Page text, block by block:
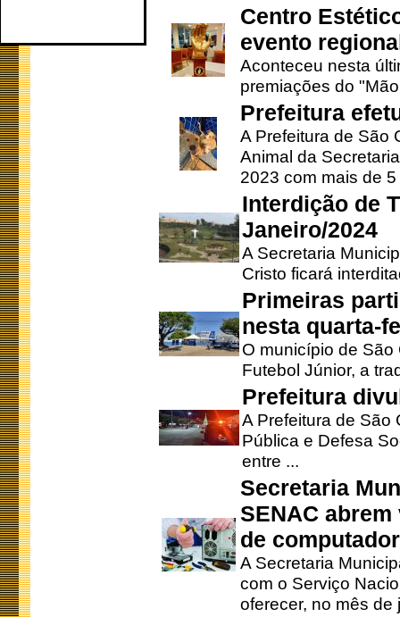
Centro
evento
Aconteceu nesta
premiações do
Prefeitura
A Prefeitura de São
Animal da
2023 com mais de 5
Interdição de
Janeiro/2024
A Secretaria
Cristo ficará
Primeiras
nesta quarta-
O município de
Futebol Júnior, a
Prefeitura
A Prefeitura de São
Pública e Defesa
entre ...
Secretaria
SENAC
de
A Secretaria
com o Serviço
oferecer, no mês de